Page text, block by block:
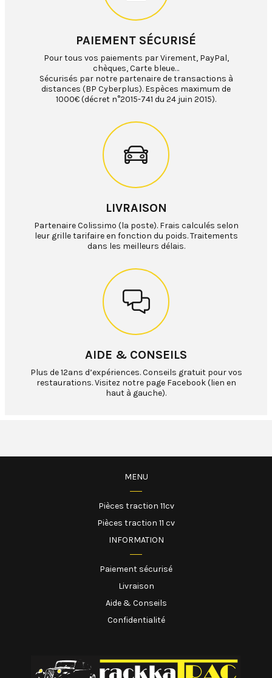
PAIEMENT SÉCURISÉ
Pour tous vos paiements par Virement, PayPal,
chèques, Carte bleue…
Sécurisés par notre partenaire de transactions à
distances (BP Cyberplus). Espèces maximum de
1000€ (décret n°2015-741 du 24 juin 2015).
LIVRAISON
Partenaire Colissimo (la poste). Frais calculés selon
leur grille tarifaire en fonction du poids. Traitements
dans les meilleurs délais.
AIDE & CONSEILS
Plus de 12ans d’expériences. Conseils gratuit pour vos
restaurations. Visitez notre page Facebook (lien en
haut à gauche).
MENU
Pièces traction 11cv
Pièces traction 11 cv
INFORMATION
Paiement sécurisé
Livraison
Aide & Conseils
Confidentialité